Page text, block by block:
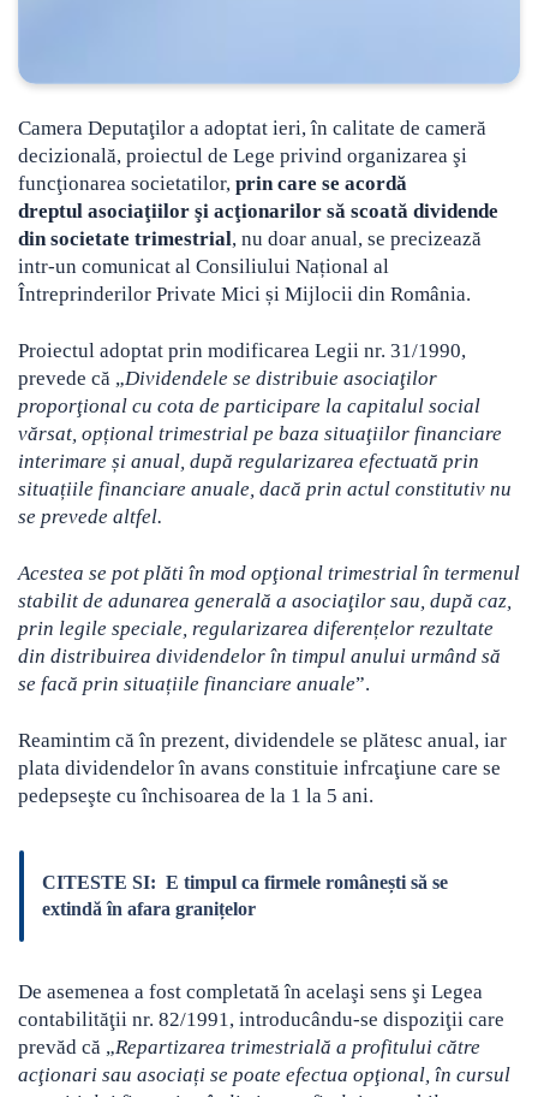
Camera Deputaţilor a adoptat ieri, în calitate de cameră
decizională, proiectul de Lege privind organizarea şi
funcţionarea societatilor, prin care se acordă
dreptul asociaţiilor şi acţionarilor să scoată dividende
din societate trimestrial, nu doar anual, se precizează
intr-un comunicat al Consiliului Național al
Întreprinderilor Private Mici și Mijlocii din România.
Proiectul adoptat prin modificarea Legii nr. 31/1990,
prevede că „Dividendele se distribuie asociaţilor
proporţional cu cota de participare la capitalul social
vărsat, opțional trimestrial pe baza situaţiilor financiare
interimare și anual, după regularizarea efectuată prin
situațiile financiare anuale, dacă prin actul constitutiv nu
se prevede altfel.
Acestea se pot plăti în mod opţional trimestrial în termenul
stabilit de adunarea generală a asociaţilor sau, după caz,
prin legile speciale, regularizarea diferențelor rezultate
din distribuirea dividendelor în timpul anului urmând să
se facă prin situațiile financiare anuale”.
Reamintim că în prezent, dividendele se plătesc anual, iar
plata dividendelor în avans constituie infrcaţiune care se
pedepseşte cu închisoarea de la 1 la 5 ani.
CITESTE SI: E timpul ca firmele românești să se
extindă în afara granițelor
De asemenea a fost completată în acelaşi sens şi Legea
contabilităţii nr. 82/1991, introducându-se dispoziţii care
prevăd că „Repartizarea trimestrială a profitului către
acţionari sau asociați se poate efectua opţional, în cursul